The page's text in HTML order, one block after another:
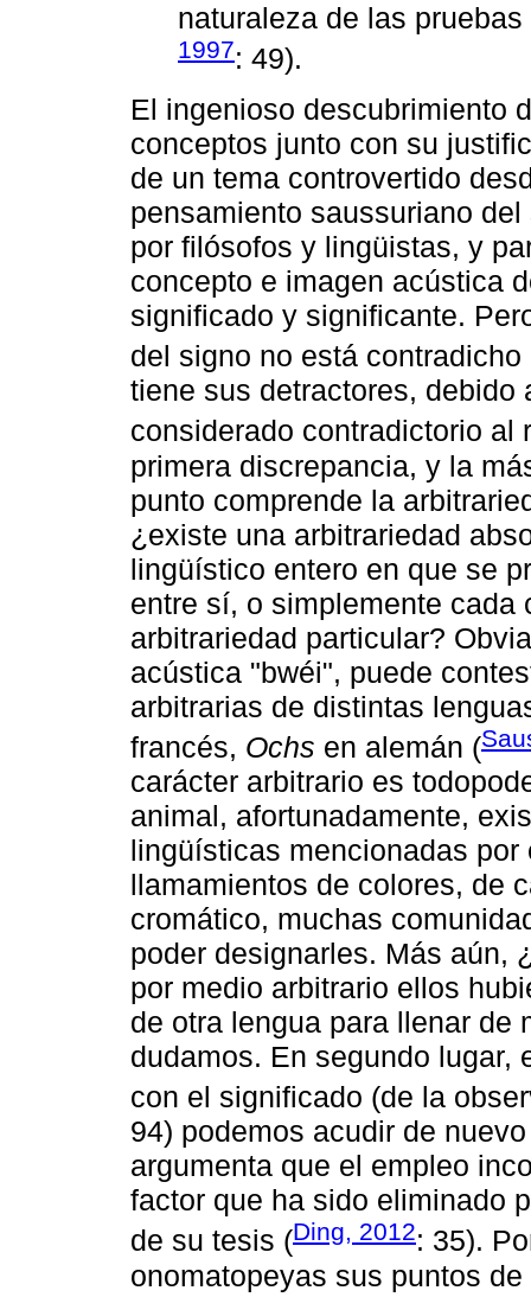
naturaleza de las
1997: 49).
El ingenioso descubrimiento
conceptos junto con su
de un tema controvertido
pensamiento saussuriano
por filósofos y lingüistas, y
concepto e imagen acústica
significado y significante.
del signo no está contradicho
tiene sus detractores, debido
considerado contradictorio al
primera discrepancia, y la
punto comprende la
¿existe una arbitrariedad
lingüístico entero en que se
entre sí, o simplemente
arbitrariedad particular?
acústica "bwéi", puede
arbitrarias de distintas
francés, Ochs en alemán (
carácter arbitrario es
animal, afortunadamente,
lingüísticas mencionadas
llamamientos de colores, de
cromático, muchas
poder designarles. Más aún,
por medio arbitrario ellos
de otra lengua para llenar de
dudamos. En segundo lugar,
con el significado (de la
94) podemos acudir de
argumenta que el empleo
factor que ha sido eliminado
de su tesis (Ding, 2012: 35).
onomatopeyas sus puntos